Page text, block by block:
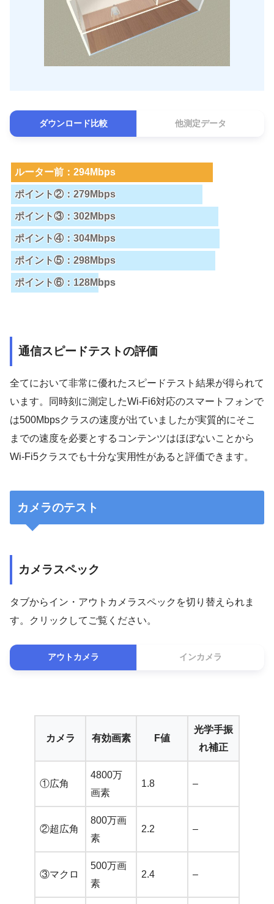
ダウンロード比較 他測定データ
ルーター前：294Mbps
ポイント②：279Mbps
ポイント③：302Mbps
ポイント④：304Mbps
ポイント⑤：298Mbps
ポイント⑥：128Mbps
通信スピードテストの評価
全てにおいて非常に優れたスピードテスト結果が得られて
います。同時刻に測定したWi-Fi6対応のスマートフォンで
は500Mbpsクラスの速度が出ていましたが実質的にそこ
までの速度を必要とするコンテンツはほぼないことから
Wi-Fi5クラスでも十分な実用性があると評価できます。
カメラのテスト
カメラスペック
タブからイン・アウトカメラスペックを切り替えられま
す。クリックしてご覧ください。
アウトカメラ インカメラ
カメラ 有効画素 F値
光学手振
れ補正
①広角
4800万
画素
1.8 –
②超広角
800万画
素
2.2 –
③マクロ
500万画
素
2.4 –